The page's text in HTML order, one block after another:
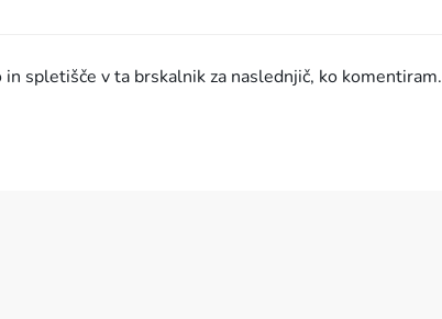
spletišče v ta brskalnik za naslednjič, ko komentiram.